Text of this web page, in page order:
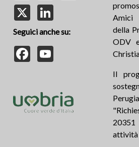
Seguici anche su:
Facebook
Amici
della
ODV
Il
attività